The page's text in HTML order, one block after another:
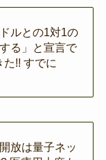
ルとの1対1の
る」と宣言で
!! すでに
放は量子ネッ